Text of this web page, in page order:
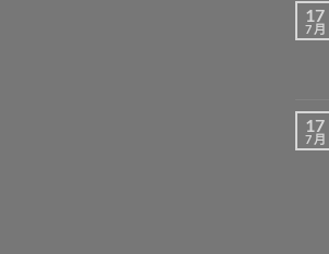
17
7 月
17
7 月